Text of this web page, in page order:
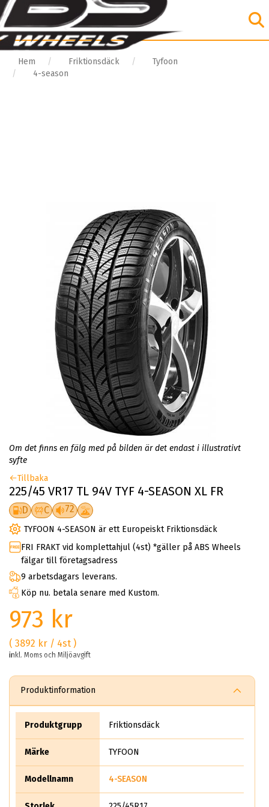
Hem Friktionsdäck
Tyfoon
4-season
Om det finns en fälg med på bilden är det endast i illustrativt
syfte
Tillbaka
225/45 VR17 TL 94V TYF 4-SEASON XL FR
D C 72
TYFOON 4-SEASON är ett Europeiskt Friktionsdäck
FRI FRAKT vid komplettahjul (4st) *gäller på ABS Wheels
fälgar till företagsadress
9 arbetsdagars leverans.
Köp nu. betala senare med Kustom.
973 kr
( 3892 kr / 4st )
inkl. Moms och Miljöavgift
Produktinformation
Produktgrupp Friktionsdäck
Märke TYFOON
Modellnamn 4-SEASON